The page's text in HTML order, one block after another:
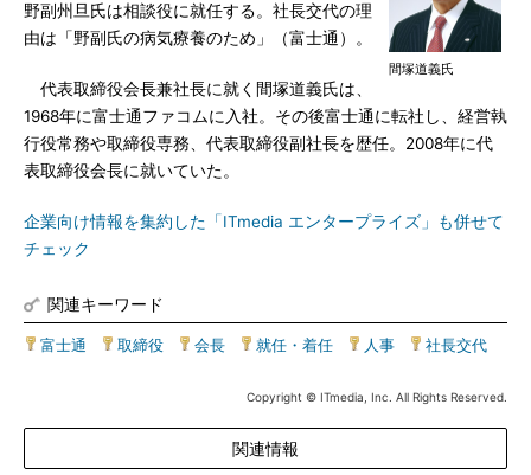
間塚道義氏
野副州旦氏は相談役に就任する。社長交代の理
由は「野副氏の病気療養のため」（富士通）。
代表取締役会長兼社長に就く間塚道義氏は、
1968年に富士通ファコムに入社。その後富士通に転社し、経営執
行役常務や取締役専務、代表取締役副社長を歴任。2008年に代
表取締役会長に就いていた。
企業向け情報を集約した「ITmedia エンタープライズ」も併せて
チェック
関連キーワード
富士通 取締役 会長 就任・着任 人事 社長交代
Copyright © ITmedia, Inc. All Rights Reserved.
関連情報